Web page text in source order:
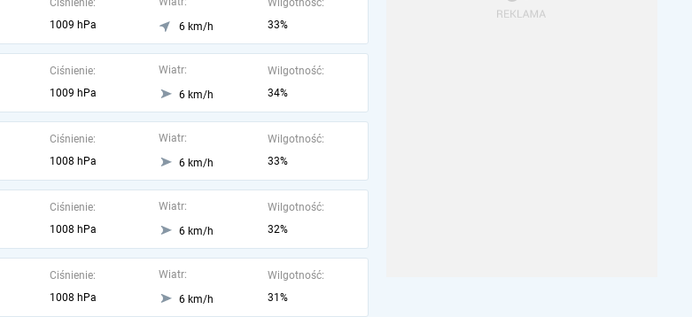
Ciśnienie:
1009 hPa
6 km/h
Wilgotność:
33%
Ciśnienie:
1009 hPa
Wiatr:
6 km/h
Wilgotność:
34%
Ciśnienie:
1008 hPa
Wiatr:
6 km/h
Wilgotność:
33%
Ciśnienie:
1008 hPa
Wiatr:
6 km/h
Wilgotność:
32%
Ciśnienie:
1008 hPa
Wiatr:
6 km/h
Wilgotność:
31%